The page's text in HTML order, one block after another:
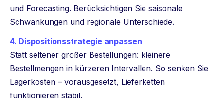
und Forecasting. Berücksichtigen Sie saisonale
Schwankungen und regionale Unterschiede.
4. Dispositionsstrategie anpassen
Statt seltener großer Bestellungen: kleinere
Bestellmengen in kürzeren Intervallen. So senken Sie
Lagerkosten – vorausgesetzt, Lieferketten
funktionieren stabil.